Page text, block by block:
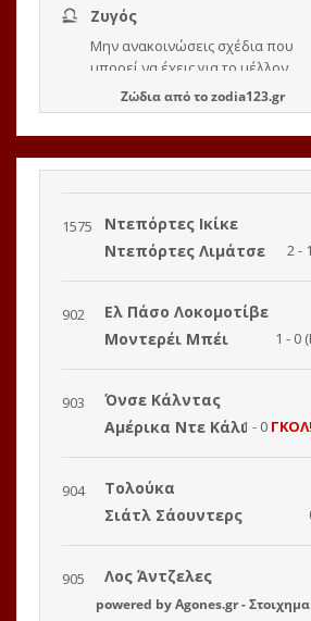
Ζώδιααπό τοzodia123.gr
powered byAgones.gr-Στοιχημα